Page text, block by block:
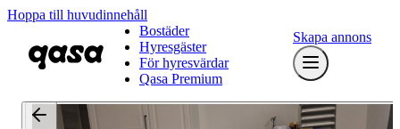
Hoppa till huvudinnehåll
Bostäder
Hyresgäster
För hyresvärdar
Qasa Premium
Skapa annons